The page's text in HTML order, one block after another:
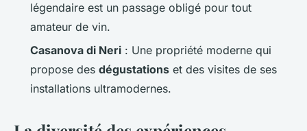
légendaire est un passage obligé pour tout
amateur de vin.
Casanova di Neri : Une propriété moderne qui
propose des dégustations et des visites de ses
installations ultramodernes.